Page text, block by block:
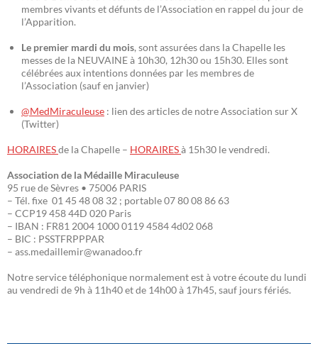
membres vivants et défunts de l’Association en rappel du jour de
l’Apparition.
Le premier mardi du mois, sont assurées dans la Chapelle les
messes de la NEUVAINE à 10h30, 12h30 ou 15h30. Elles sont
célébrées aux intentions données par les membres de
l’Association (sauf en janvier)
@MedMiraculeuse : lien des articles de notre Association sur X
(Twitter)
HORAIRESde la Chapelle – HORAIRESà 15h30 le vendredi.
Association de la Médaille Miraculeuse
95 rue de Sèvres • 75006 PARIS
– Tél. fixe 01 45 48 08 32 ; portable 07 80 08 86 63
– CCP19 458 44D 020 Paris
– IBAN : FR81 2004 1000 0119 4584 4d02 068
– BIC : PSSTFRPPPAR
– ass.medaillemir@wanadoo.fr
Notre service téléphonique normalement est à votre écoute du lundi
au vendredi de 9h à 11h40 et de 14h00 à 17h45, sauf jours fériés.